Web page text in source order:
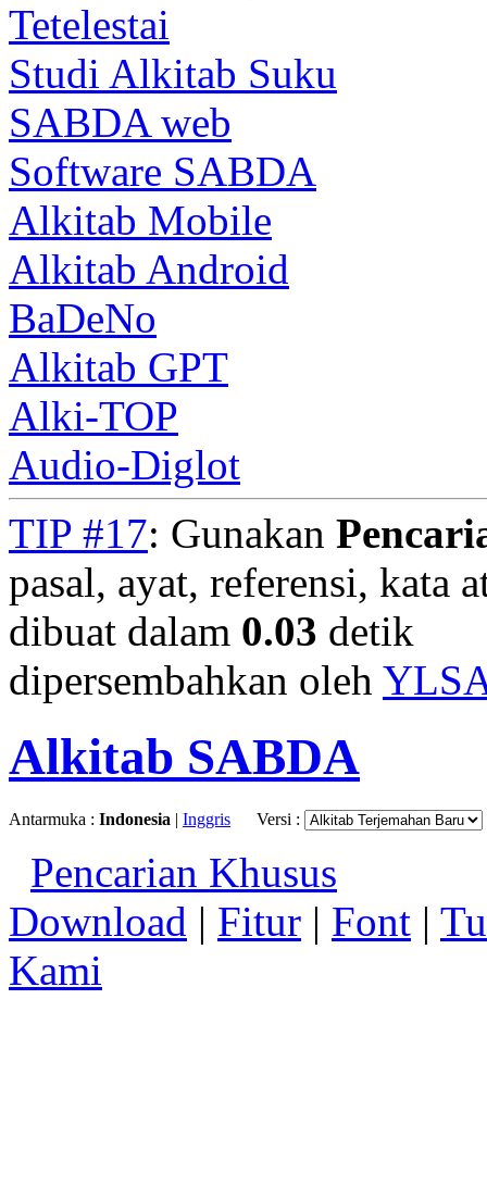
Tetelestai
Studi Alkitab Suku
SABDA web
Software SABDA
Alkitab Mobile
Alkitab Android
BaDeNo
Alkitab GPT
Alki-TOP
Audio-Diglot
TIP #17: Gunakan
pasal, ayat, referensi, kata
dibuat dalam 0.03 detik
dipersembahkan oleh
Alkitab SABDA
Antarmuka : Indonesia | Inggris Versi :
Pencarian Khusus
Download | Fitur | Font |
Kami